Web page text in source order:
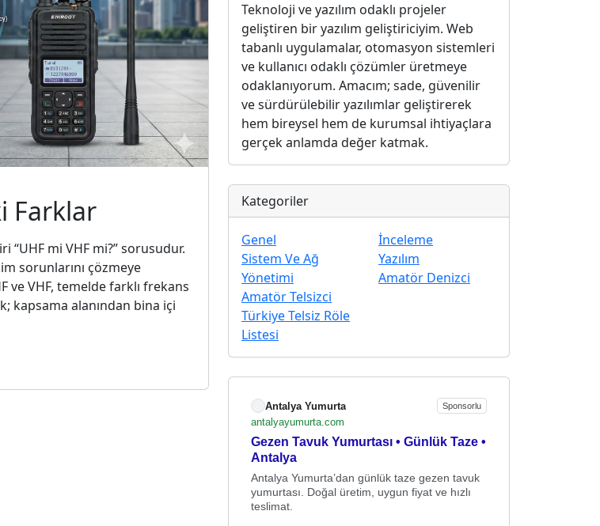
Farklar
“UHF mi VHF mi?” sorusudur.
sorunlarını çözmeye
ve VHF, temelde farklı frekans
kapsama alanından bina içi
Teknoloji ve yazılım odaklı projeler
geliştiren bir yazılım geliştiriciyim. Web
tabanlı uygulamalar, otomasyon sistemleri
ve kullanıcı odaklı çözümler üretmeye
odaklanıyorum. Amacım; sade, güvenilir
ve sürdürülebilir yazılımlar geliştirerek
hem bireysel hem de kurumsal ihtiyaçlara
gerçek anlamda değer katmak.
Kategoriler
Genel
Sistem Ve Ağ
Yönetimi
Amatör Telsizci
Türkiye Telsiz Röle
Listesi
İnceleme
Yazılım
Amatör Denizci
Antalya Yumurta Sponsorlu
antalyayumurta.com
Gezen Tavuk Yumurtası • Günlük Taze •
Antalya
Antalya Yumurta’dan günlük taze gezen tavuk
yumurtası. Doğal üretim, uygun fiyat ve hızlı
teslimat.